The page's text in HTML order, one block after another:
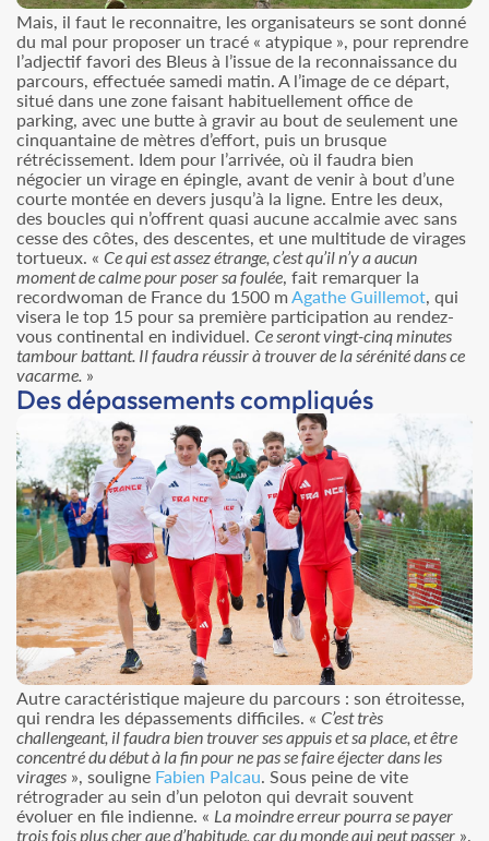
Mais, il faut le reconnaitre, les organisateurs se sont donné
du mal pour proposer un tracé « atypique », pour reprendre
l’adjectif favori des Bleus à l’issue de la reconnaissance du
parcours, effectuée samedi matin. A l’image de ce départ,
situé dans une zone faisant habituellement office de
parking, avec une butte à gravir au bout de seulement une
cinquantaine de mètres d’effort, puis un brusque
rétrécissement. Idem pour l’arrivée, où il faudra bien
négocier un virage en épingle, avant de venir à bout d’une
courte montée en devers jusqu’à la ligne. Entre les deux,
des boucles qui n’offrent quasi aucune accalmie avec sans
cesse des côtes, des descentes, et une multitude de virages
tortueux. « Ce qui est assez étrange, c’est qu’il n’y a aucun
moment de calme pour poser sa foulée, fait remarquer la
recordwoman de France du 1500 m Agathe Guillemot, qui
visera le top 15 pour sa première participation au rendez-
vous continental en individuel. Ce seront vingt-cinq minutes
tambour battant. Il faudra réussir à trouver de la sérénité dans ce
vacarme. »
Des dépassements compliqués
Autre caractéristique majeure du parcours : son étroitesse,
qui rendra les dépassements difficiles. « C’est très
challengeant, il faudra bien trouver ses appuis et sa place, et être
concentré du début à la fin pour ne pas se faire éjecter dans les
virages », souligne Fabien Palcau . Sous peine de vite
rétrograder au sein d’un peloton qui devrait souvent
évoluer en file indienne. « La moindre erreur pourra se payer
trois fois plus cher que d’habitude, car du monde qui peut passer »,